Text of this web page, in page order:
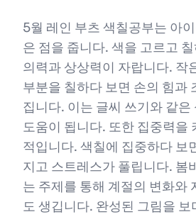
5월 레인 부츠 색칠공부는 아
은 점을 줍니다. 색을 고르고
의력과 상상력이 자랍니다. 작
부분을 칠하다 보면 손의 힘과
집니다. 이는 글씨 쓰기와 같은
도움이 됩니다. 또한 집중력을
적입니다. 색칠에 집중하다 보
지고 스트레스가 풀립니다. 봄
는 주제를 통해 계절의 변화와
도 생깁니다. 완성된 그림을 보